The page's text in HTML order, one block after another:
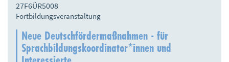
27F6ÜR5008
Fortbildungsveranstaltung
Neue Deutschfördermaßnahmen - für
Sprachbildungskoordinator*innen und